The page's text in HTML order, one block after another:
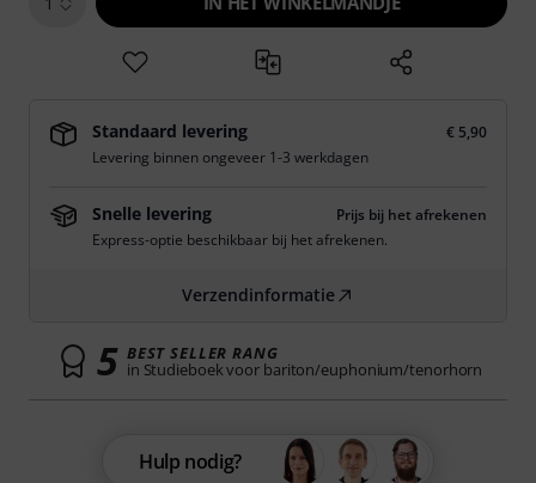
Standaard levering
€ 5,90
Levering binnen ongeveer 1-3 werkdagen
Snelle levering
Prijs bij het afrekenen
Express-optie beschikbaar bij het afrekenen.
Verzendinformatie
5 BEST SELLER RANG
in Studieboek voor bariton/euphonium/tenorhorn
Hulp nodig?